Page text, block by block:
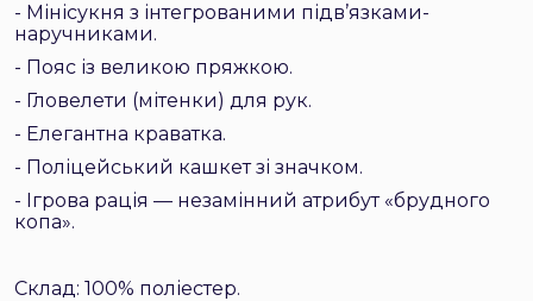
- Мінісукня з інтегрованими підв’язками-
наручниками.
- Пояс із великою пряжкою.
- Гловелети (мітенки) для рук.
- Елегантна краватка.
- Поліцейський кашкет зі значком.
- Ігрова рація — незамінний атрибут «брудного
копа».
Склад: 100% поліестер.